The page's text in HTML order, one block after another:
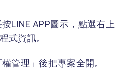
LINE APP圖示，點選右上
式資訊。
管理」後把專案全開。